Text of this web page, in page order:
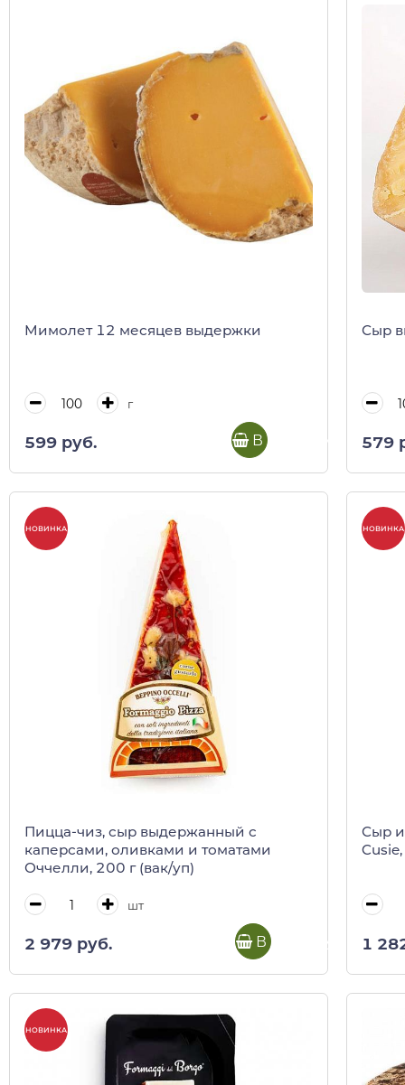
Мимолет 12 месяцев выдержки
г
599 руб. В корзину
Сыр
579
НОВИНКА
Пицца-чиз, сыр выдержанный с
каперсами, оливками и томатами
Оччелли, 200 г (вак/уп)
шт
2 979 руб. В корзину
НОВИНКА
Сыр
1
НОВИНКА